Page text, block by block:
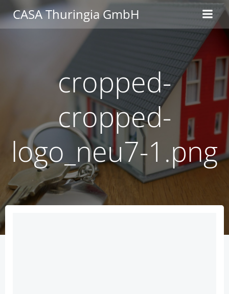
Inhalt
springen
CASA Thuringia GmbH
cropped-
cropped-
logo_neu7-1.png